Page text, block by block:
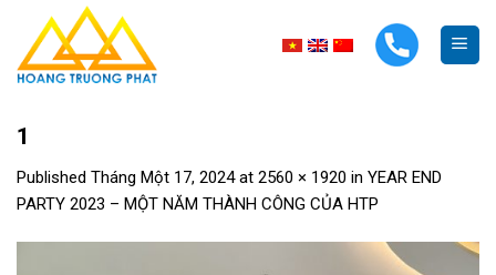
content
1
Published Tháng Một 17, 2024at 2560 × 1920 in YEAR END
PARTY 2023 – MỘT NĂM THÀNH CÔNG CỦA HTP